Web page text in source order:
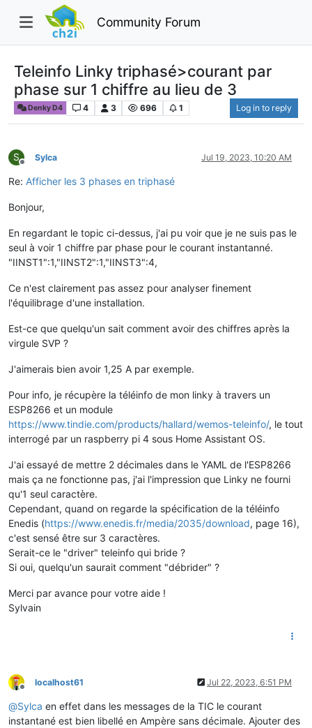
Community Forum
Teleinfo Linky triphasé>courant par
phase sur 1 chiffre au lieu de 3
Denky D4 4 3 696 1 Log in to reply
S
Offline
Sylca Jul 19, 2023, 10:20 AM
Re: Afficher les 3 phases en triphasé
Bonjour,
En regardant le topic ci-dessus, j'ai pu voir que je ne suis pas le
seul à voir 1 chiffre par phase pour le courant instantanné.
"IINST1":1,"IINST2":1,"IINST3":4,
Ce n'est clairement pas assez pour analyser finement
l'équilibrage d'une installation.
Est-ce que quelqu'un sait comment avoir des chiffres après la
virgule SVP ?
J'aimerais bien avoir 1,25 A par exemple.
Pour info, je récupère la téléinfo de mon linky à travers un
ESP8266 et un module
https://www.tindie.com/products/hallard/wemos-teleinfo/, le tout
interrogé par un raspberry pi 4 sous Home Assistant OS.
J'ai essayé de mettre 2 décimales dans le YAML de l'ESP8266
mais ça ne fonctionne pas, j'ai l'impression que Linky ne fourni
qu'1 seul caractère.
Cependant, quand on regarde la spécification de la téléinfo
Enedis (https://www.enedis.fr/media/2035/download, page 16),
c'est sensé être sur 3 caractères.
Serait-ce le "driver" teleinfo qui bride ?
Si oui, quelqu'un saurait comment "débrider" ?
Merci par avance pour votre aide !
Sylvain
Offline
localhost61 Jul 22, 2023, 6:51 PM
@Sylca en effet dans les messages de la TIC le courant
instantané est bien libellé en Ampère sans décimale. Ajouter des